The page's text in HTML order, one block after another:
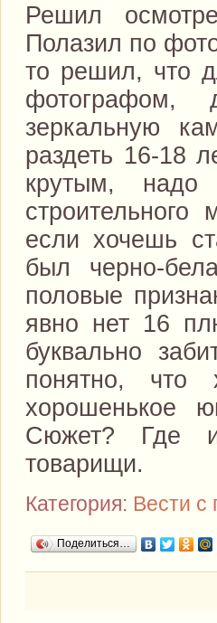
Решил
Полазил по
то решил, что
фотографом,
зеркальную
раздеть 16-18
крутым,
если хочешь
был черно-
половые
явно нет 16
буквально
понятно, что
хорошенькое
Сюжет? Где
товарищи.
Категория: Вести с
Поделиться…